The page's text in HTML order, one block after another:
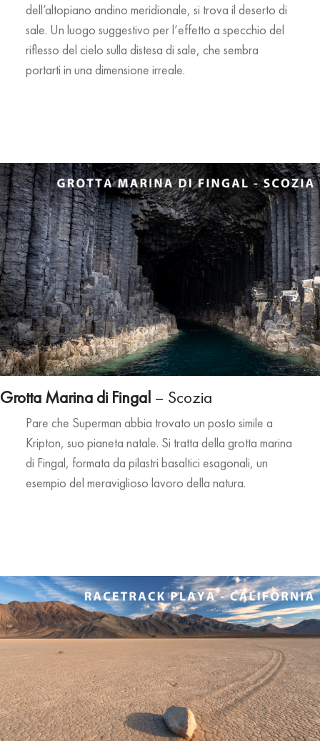
dell’altopiano andino meridionale, si trova il deserto di
sale. Un luogo suggestivo per l’effetto a specchio del
riflesso del cielo sulla distesa di sale, che sembra
portarti in una dimensione irreale.
Grotta Marina di Fingal – Scozia
Pare che Superman abbia trovato un posto simile a
Kripton, suo pianeta natale. Si tratta della grotta marina
di Fingal, formata da pilastri basaltici esagonali, un
esempio del meraviglioso lavoro della natura.